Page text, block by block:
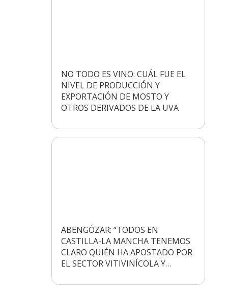
NO TODO ES VINO: CUÁL FUE EL
NIVEL DE PRODUCCIÓN Y
EXPORTACIÓN DE MOSTO Y
OTROS DERIVADOS DE LA UVA
ABENGÓZAR: “TODOS EN
CASTILLA-LA MANCHA TENEMOS
CLARO QUIÉN HA APOSTADO POR
EL SECTOR VITIVINÍCOLA Y…